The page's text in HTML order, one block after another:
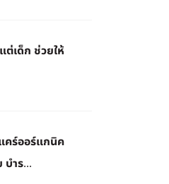
เด็ก ช่วยให้
คร์ออร์แกนิค
บำร...